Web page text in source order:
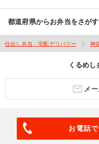
都道府県からお弁当をさがす
仕出し弁当・宅配デリバリー 神
くるめし
メ
お電話